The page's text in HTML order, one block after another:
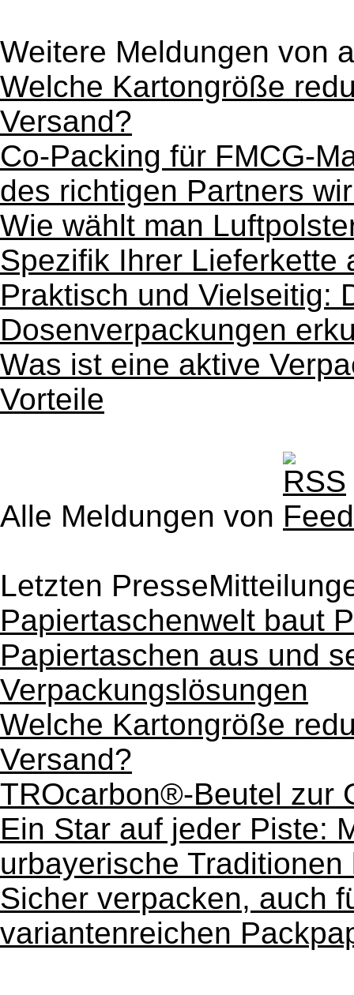
Weitere Meldungen von
Welche Kartongröße
Versand?
Co-Packing für FMCG-
des richtigen Partners
Wie wählt man
Spezifik Ihrer Lieferkette
Praktisch und Vielseitig:
Dosenverpackungen
Was ist eine aktive
Vorteile
Alle Meldungen von
Letzten
Papiertaschenwelt baut
Papiertaschen aus und
Verpackungslösungen
Welche Kartongröße
Versand?
TROcarbon®-Beutel zur
Ein Star auf jeder Piste:
urbayerische Traditionen
Sicher verpacken, auch
variantenreichen